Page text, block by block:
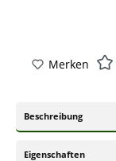
Merken
Beschreibung
Eigenschaften